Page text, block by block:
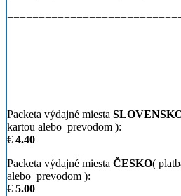
Packeta výdajné miesta
kartou alebo prevodom ):
€ 4.40
Packeta výdajné miesta ČESKO(
alebo prevodom ):
€ 5.00